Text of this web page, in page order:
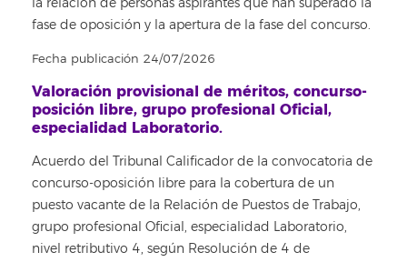
la relación de personas aspirantes que han superado la
fase de oposición y la apertura de la fase del concurso.
Fecha publicación 24/07/2026
Valoración provisional de méritos, concurso-
posición libre, grupo profesional Oficial,
especialidad Laboratorio.
Acuerdo del Tribunal Calificador de la convocatoria de
concurso-oposición libre para la cobertura de un
puesto vacante de la Relación de Puestos de Trabajo,
grupo profesional Oficial, especialidad Laboratorio,
nivel retributivo 4, según Resolución de 4 de